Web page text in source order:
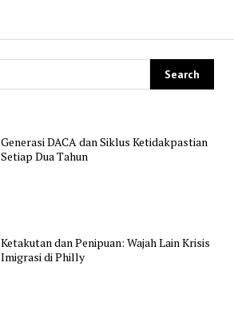
Generasi DACA dan Siklus Ketidakpastian
Setiap Dua Tahun
Ketakutan dan Penipuan: Wajah Lain Krisis
Imigrasi di Philly